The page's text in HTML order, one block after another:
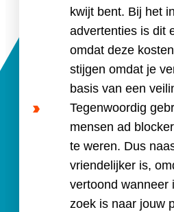
kwijt bent. Bij het
advertenties is dit
omdat deze
stijgen omdat je
basis van een
Tegenwoordig
mensen ad
te weren. Dus
vriendelijker is,
vertoond wanneer
zoek is naar jouw